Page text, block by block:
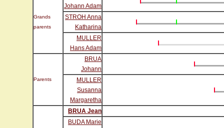
Grands
parents
Johann Adam
STROH Anna
Katharina
MULLER
Hans Adam
Parents
BRUA
Johann
MULLER
Susanna
Margaretha
BRUA Jean
BUDA Marie